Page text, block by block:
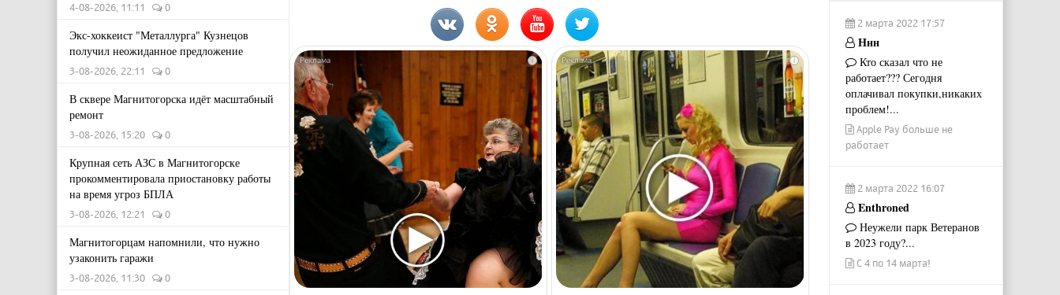
4-08-2026, 11:11 0
Экс-хоккеист "Металлурга" Кузнецов
получил неожиданное предложение
3-08-2026, 22:11 0
В сквере Магнитогорска идёт масштабный
ремонт
3-08-2026, 15:20 0
Крупная сеть АЗС в Магнитогорске
прокомментировала приостановку работы
на время угроз БПЛА
3-08-2026, 12:21 0
Магнитогорцам напомнили, что нужно
узаконить гаражи
3-08-2026, 11:30 0
i i
2 марта 2022 17:57
Ннн
Кто сказал что не
работает??? Сегодня
оплачивал покупки,никаких
проблем!...
Apple Pay больше не
работает
2 марта 2022 16:07
Enthroned
Неужели парк Ветеранов
в 2023 году?...
С 4 по 14 марта!